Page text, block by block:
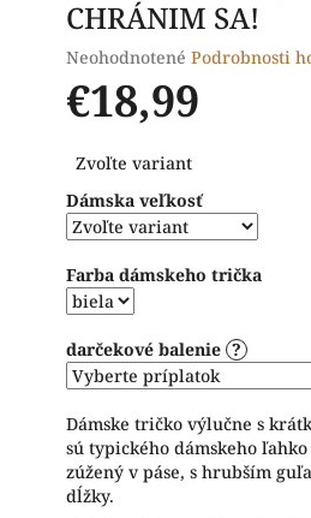
CHRÁNIM SA!
Priemerné
hodnotenie
produktu
0,0
5
hviezdičiek.
Neohodnotené Podrobnosti
€18,99
cena:
Zvoľte variant
Dámska veľkosť
Farba dámskeho trička
darčekové balenie ?
Dámske tričko výlučne s
sú typického dámskeho
zúžený v páse, s hrubším
dĺžky.